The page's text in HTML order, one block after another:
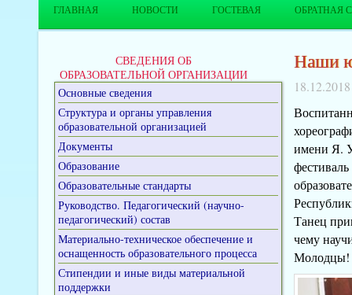
ГЛАВНАЯ НОВОСТИ ГОСТЕВАЯ ОБРАТНАЯ
СВЕДЕНИЯ ОБ
ОБРАЗОВАТЕЛЬНОЙ ОРГАНИЗАЦИИ
Основные сведения
Структура и органы управления
образовательной организацией
Документы
Образование
Образовательные стандарты
Руководство. Педагогический (научно-
педагогический) состав
Материально-техническое обеспечение и
оснащенность образовательного процесса
Стипендии и иные виды материальной
поддержки
Наши
18.12.2018
имени Я.
Танец
чему
Молодцы!